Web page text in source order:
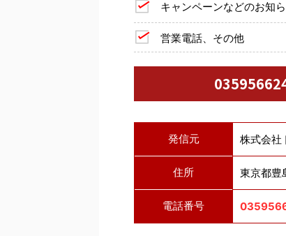
キャンペーンなどのお知
営業電話、その他
発信元 株式会社
住所 東京都
電話番号